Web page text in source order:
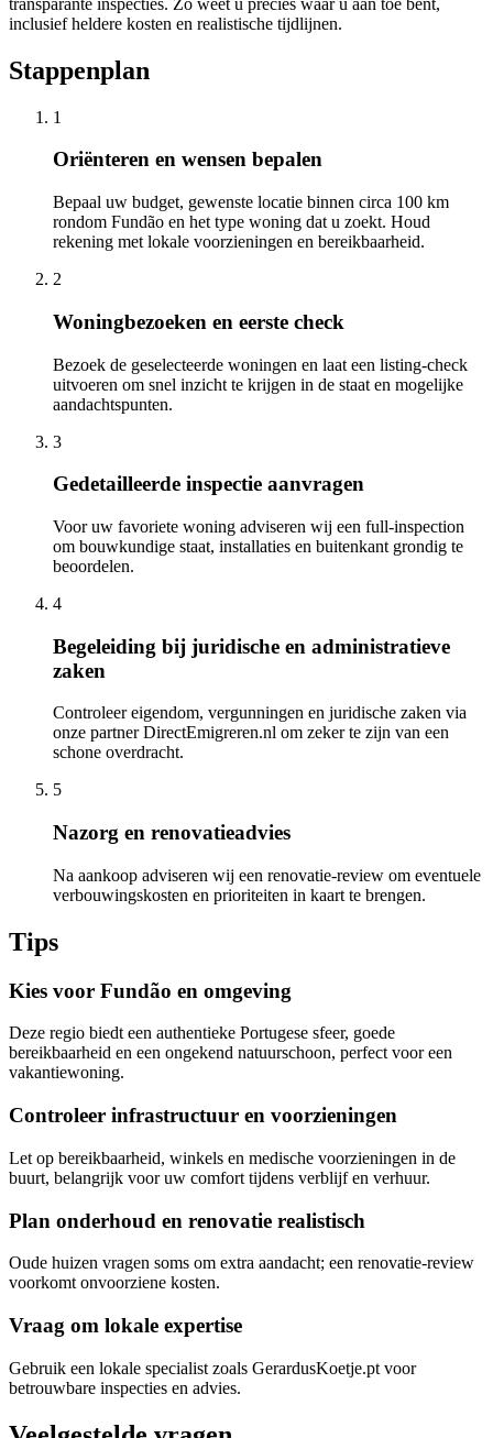
inclusief heldere kosten en realistische tijdlijnen.
Stappenplan
1
Oriënteren en wensen bepalen
Bepaal uw budget, gewenste locatie binnen circa 100 km
rondom Fundão en het type woning dat u zoekt. Houd
rekening met lokale voorzieningen en bereikbaarheid.
2
Woningbezoeken en eerste check
Bezoek de geselecteerde woningen en laat een listing-check
uitvoeren om snel inzicht te krijgen in de staat en mogelijke
aandachtspunten.
3
Gedetailleerde inspectie aanvragen
Voor uw favoriete woning adviseren wij een full-inspection
om bouwkundige staat, installaties en buitenkant grondig te
beoordelen.
4
Begeleiding bij juridische en administratieve
zaken
Controleer eigendom, vergunningen en juridische zaken via
onze partner DirectEmigreren.nl om zeker te zijn van een
schone overdracht.
5
Nazorg en renovatieadvies
Na aankoop adviseren wij een renovatie-review om eventuele
verbouwingskosten en prioriteiten in kaart te brengen.
Tips
Kies voor Fundão en omgeving
Deze regio biedt een authentieke Portugese sfeer, goede
bereikbaarheid en een ongekend natuurschoon, perfect voor een
vakantiewoning.
Controleer infrastructuur en voorzieningen
Let op bereikbaarheid, winkels en medische voorzieningen in de
buurt, belangrijk voor uw comfort tijdens verblijf en verhuur.
Plan onderhoud en renovatie realistisch
Oude huizen vragen soms om extra aandacht; een renovatie-review
voorkomt onvoorziene kosten.
Vraag om lokale expertise
Gebruik een lokale specialist zoals GerardusKoetje.pt voor
betrouwbare inspecties en advies.